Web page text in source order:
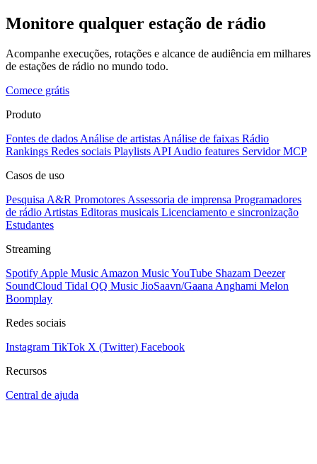
Monitore qualquer estação de rádio
Acompanhe execuções, rotações e alcance de audiência em milhares
de estações de rádio no mundo todo.
Comece grátis
Produto
Fontes de dados Análise de artistas Análise de faixas Rádio
Rankings Redes sociais Playlists API Audio features Servidor MCP
Casos de uso
Pesquisa A&R Promotores Assessoria de imprensa Programadores
de rádio Artistas Editoras musicais Licenciamento e sincronização
Estudantes
Streaming
Spotify Apple Music Amazon MusicYouTube Shazam Deezer
SoundCloud Tidal QQ Music JioSaavn/Gaana Anghami Melon
Boomplay
Redes sociais
Instagram TikTok X (Twitter) Facebook
Recursos
Central de ajuda